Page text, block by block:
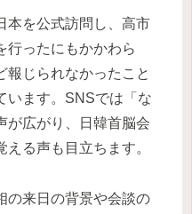
本を公式訪問し、高市
行ったにもかかわら
報じられなかったこと
います。SNSでは「な
が広がり、日韓首脳会
る声も目立ちます。
の来日の背景や会談の